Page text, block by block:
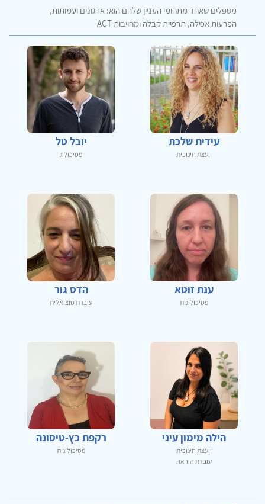
מטפלים שאחד מתחומי העניין שלהם הוא: ארגונים ועמותות,
הפרעות אכילה, תרפיית קבלה ומחויבות ACT
עידית שלכת
יועצת חינוכית
יובל טל
פסיכולוג
ענת זוטא
פסיכולוגית
הדס גור
עובדת סוציאלית
הילה מימון עיני
יועצת חינוכית
עובדת הוראה
רקפת כץ-טיסונה
פסיכולוגית